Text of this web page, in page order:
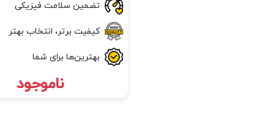
تضمین سلامت فیزیکی
کیفیت برتر، انتخاب بهتر
بهترین‌ها برای شما
ناموجود